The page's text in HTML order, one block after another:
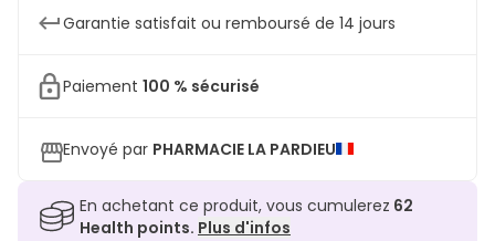
Garantie satisfait ou remboursé de 14 jours
Paiement 100 % sécurisé
Envoyé par PHARMACIE LA PARDIEU
En achetant ce produit, vous cumulerez 62
Health points. Plus d'infos